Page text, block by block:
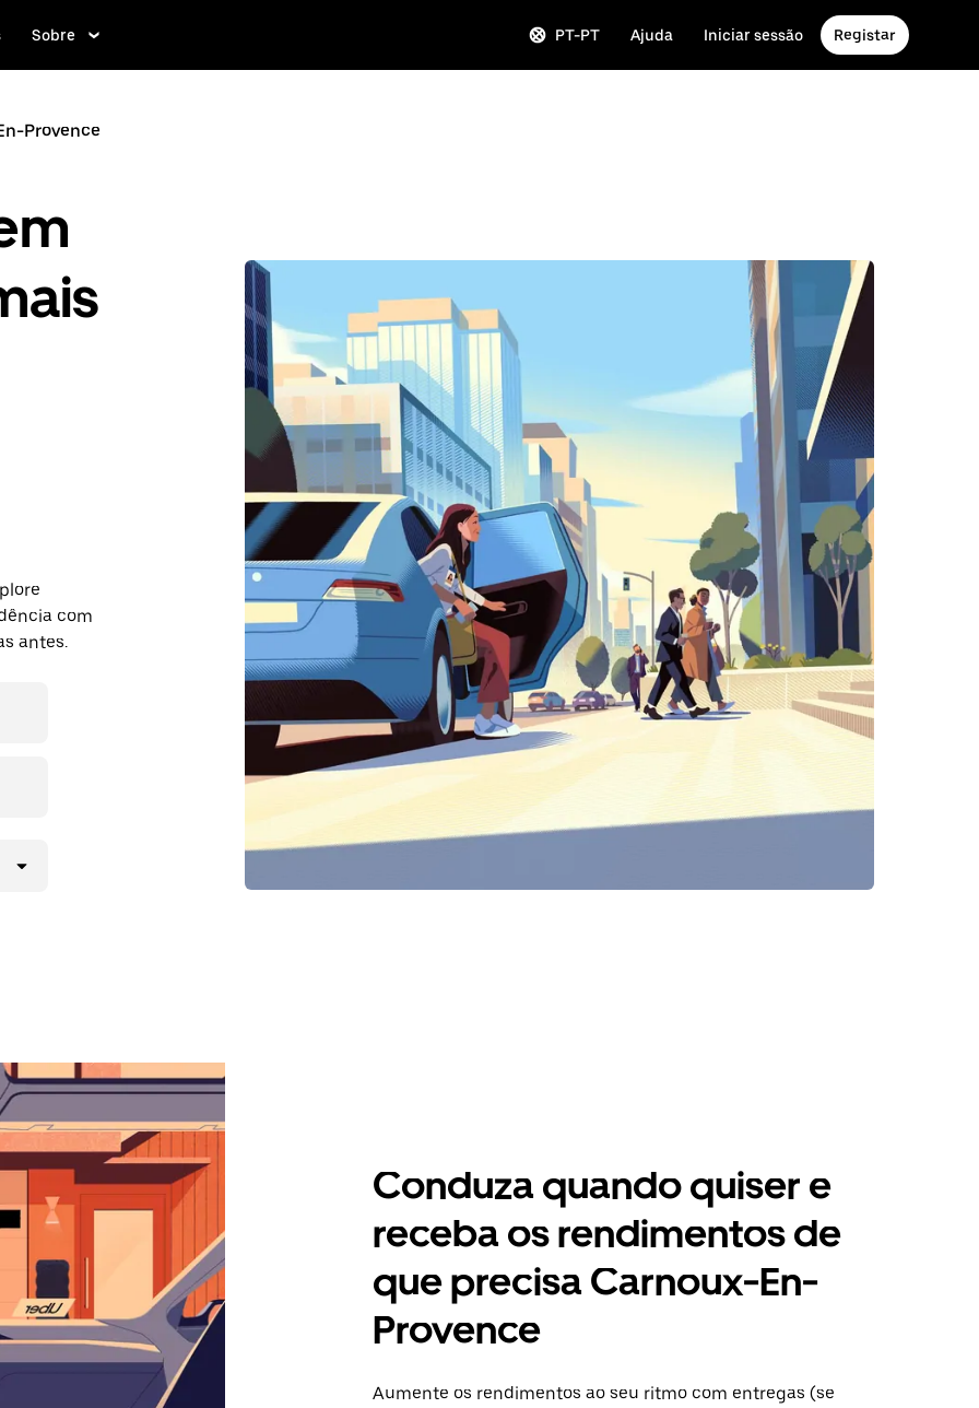
Sobre PT-PT Ajuda Iniciar sessão Registar
Provence
com
antes.
Conduza quando quiser e
receba os rendimentos de
que precisa Carnoux-En-
Provence
Aumente os rendimentos ao seu ritmo com entregas (se